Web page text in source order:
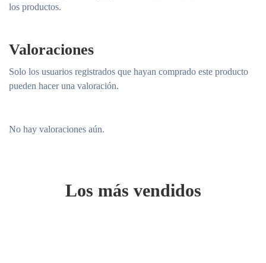
los productos.
Valoraciones
No hay valoraciones aún.
Solo los usuarios registrados que hayan comprado este producto
pueden hacer una valoración.
Los más vendidos